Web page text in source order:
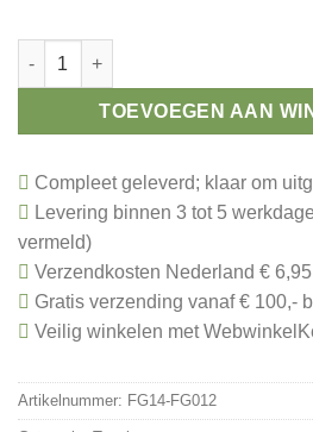
Kampioen prijs tennis aantal
TOEVOEGEN AAN
Compleet geleverd; klaar om
Levering binnen 3 tot 5
vermeld)
Verzendkosten Nederland € 6,95
Gratis verzending vanaf € 100,-
Veilig winkelen met
Artikelnummer: FG14-FG012